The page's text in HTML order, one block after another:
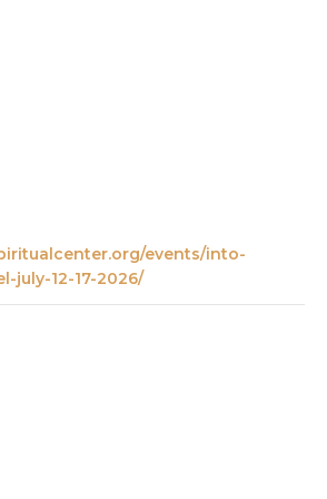
events/into-
july-12-17-2026/